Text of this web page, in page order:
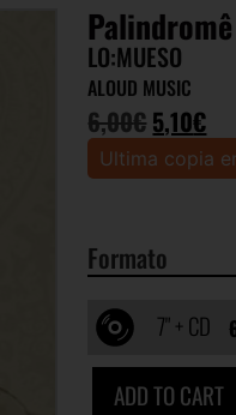
LO:MUESO
ALOUD MUSIC
6,00€ 5,10€
Ultima copia
Formato
7" + CD
ADD TO CART